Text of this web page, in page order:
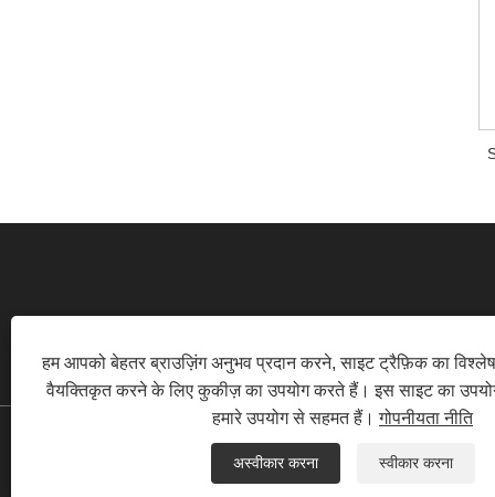
RM520, NO.1105 झोंगशान एवेन्यू के मध्य,
हम आपको बेहतर ब्राउज़िंग अनुभव प्रदान करने, साइट ट्रैफ़िक का
वैयक्तिकृत करने के लिए कुकीज़ का उपयोग करते हैं। इस साइट का
हमारे उपयोग से सहमत हैं।गोपनीयता नीति
अस्वीकार करना स्वीकार करना